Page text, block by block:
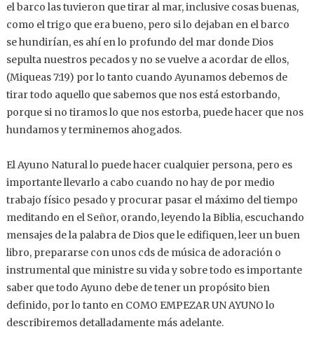
el barco las tuvieron que tirar al mar, inclusive cosas buenas,
como el trigo que era bueno, pero si lo dejaban en el barco
sehundirían, es ahí en lo profundo del mar donde Dios
sepulta nuestros pecados y no se vuelve a acordar de ellos,
(Miqueas 7:19) por lo tanto cuando Ayunamos debemos de
tirar todo aquello que sabemos que nos está estorbando,
porque si no tiramos lo que nos estorba, puede hacer que nos
hundamos y terminemos ahogados.
El Ayuno Natural lo puede hacer cualquier persona, pero es
importante llevarlo a cabo cuando no hay de por medio
trabajo físico pesado y procurar pasar el máximo del tiempo
meditando en el Señor, orando, leyendo la Biblia, escuchando
mensajes de la palabra de Dios que le edifiquen, leer un buen
libro, prepararse con unos cds de música de adoración o
instrumental que ministre su vida y sobre todo es importante
saber que todo Ayuno debe de tener un propósito bien
definido, por lo tanto en COMO EMPEZAR UN AYUNO lo
describiremos detalladamente más adelante.